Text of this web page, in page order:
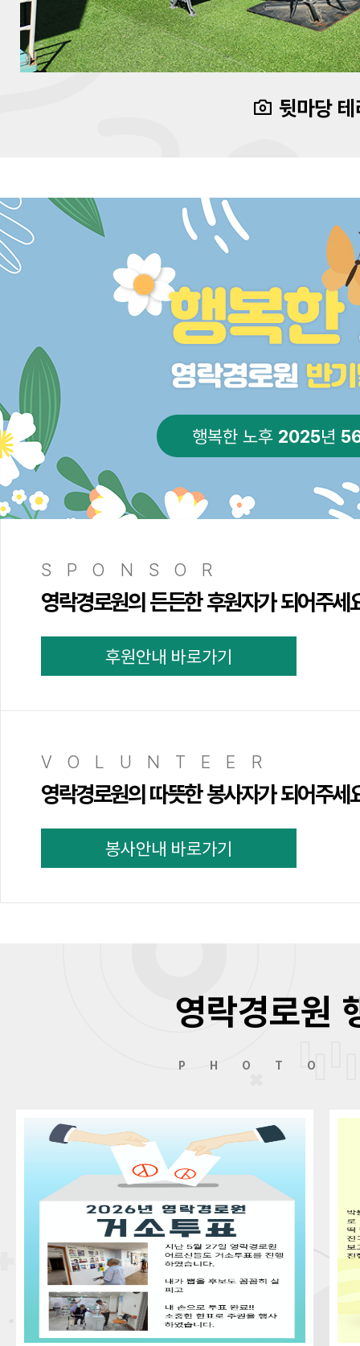
뒷마당
행복한 노후 2025년
SPONSOR
영락경로원의 든든한 후원자가 되어주세
후원안내 바로가기
VOLUNTEER
영락경로원의 따뜻한 봉사자가 되어주세
봉사안내 바로가기
영락경로원
PHOTO